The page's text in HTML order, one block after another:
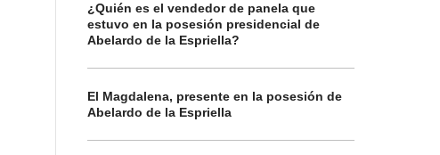
¿Quién es el vendedor de panela que
estuvo en la posesión presidencial de
Abelardo de la Espriella?
El Magdalena, presente en la posesión de
Abelardo de la Espriella